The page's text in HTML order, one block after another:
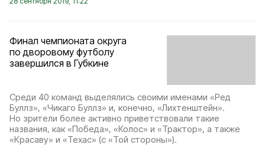
Финал чемпионата округа
по дворовому футболу
завершился в Губкине
Среди 40 команд выделялись своими именами «Ред
Буллз», «Чикаго Буллз» и, конечно, «Лихтенштейн».
Но зрители более активно приветствовали такие
названия, как «Победа», «Колос» и «Трактор», а также
«Красаву» и «Техас» (с «Той стороны»).